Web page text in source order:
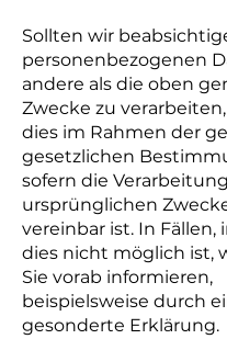
Sollten wir
personenbezogenen
andere als die oben
Zwecke zu
dies im Rahmen der
gesetzlichen
sofern die
ursprünglichen
vereinbar ist. In Fällen,
dies nicht möglich ist,
Sie vorab informieren,
beispielsweise durch
gesonderte Erklärung.